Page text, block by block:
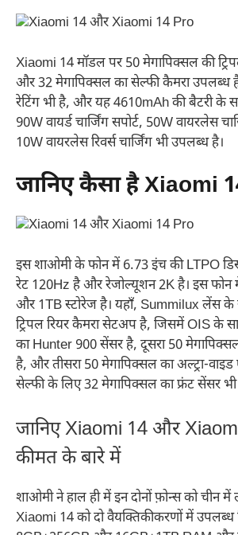
Xiaomi 14 मॉडल पर 50 मेगापिक्सल की
और 32 मेगापिक्सल का सेल्फी कैमरा उपलब्ध
रेटिंग भी है, और यह 4610mAh की बैटरी के
90W वायर्ड चार्जिंग सपोर्ट, 50W वायरलेस
10W वायरलेस रिवर्स चार्जिंग भी उपलब्ध है।
जानिए कैसा है Xiaomi
इस शाओमी के फोन में 6.73 इंच की LTPO
रेट 120Hz है और रेजोल्यूशन 2K है। इस फोन
और 1TB स्टोरेज है। यहाँ, Summilux लेंस के
ट्रिपल रियर कैमरा सेटअप है, जिसमें OIS के
का Hunter 900 सेंसर है, दूसरा 50
है, और तीसरा 50 मेगापिक्सल का अल्ट्रा-
सेल्फी के लिए 32 मेगापिक्सल का फ्रंट सेंसर भी
जानिए Xiaomi 14 और
कीमत के बारे में
शाओमी ने हाल ही में इन दोनों फ़ोन्स को चीन में
Xiaomi 14 को दो वैयक्तिकीकरणों में उपलब्ध